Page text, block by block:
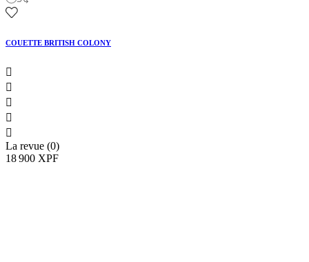
COUETTE BRITISH COLONY





La revue (0)
18 900 XPF